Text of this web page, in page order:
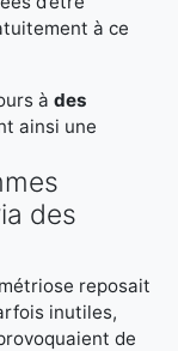
à ce
à des
ainsi une
des
reposait
inutiles,
de